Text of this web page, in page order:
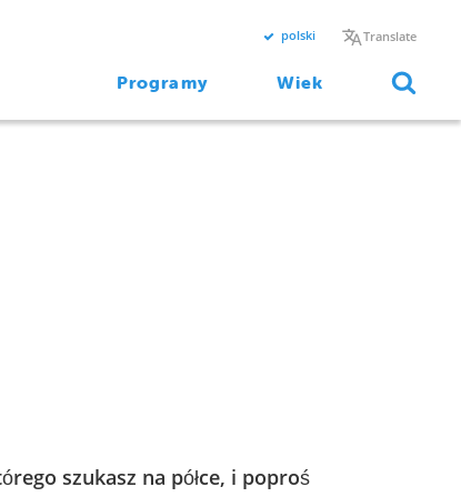
polski Translate
Programy Wiek
szukasz na półce, i poproś